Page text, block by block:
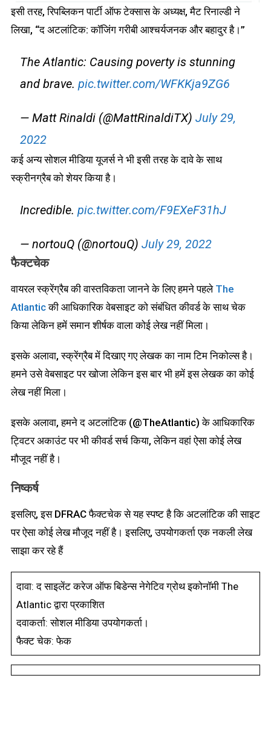
इसी तरह, रिपब्लिकन पार्टी ऑफ टेक्सास के अध्यक्ष, मैट रिनाल्डी ने
लिखा, “द अटलांटिक: कॉजिंग गरीबी आश्चर्यजनक और बहादुर है।”
The Atlantic: Causing poverty is stunning
and brave. pic.twitter.com/WFKKja9ZG6
— Matt Rinaldi (@MattRinaldiTX) July 29,
2022
कई अन्य सोशल मीडिया यूजर्स ने भी इसी तरह के दावे के साथ
स्क्रीनग्रैब को शेयर किया है।
Incredible. pic.twitter.com/F9EXeF31hJ
— nortouQ (@nortouQ) July 29, 2022
फैक्टचेक
वायरल स्क्रेंग्रैब की वास्तविकता जानने के लिए हमने पहले The
Atlanticकी आधिकारिक वेबसाइट को संबंधित कीवर्ड के साथ चेक
किया लेकिन हमें समान शीर्षक वाला कोई लेख नहीं मिला।
इसके अलावा, स्क्रेंग्रैब में दिखाए गए लेखक का नाम टिम निकोल्स है।
हमने उसे वेबसाइट पर खोजा लेकिन इस बार भी हमें इस लेखक का कोई
लेख नहीं मिला।
इसके अलावा, हमने द अटलांटिक (@TheAtlantic) के आधिकारिक
ट्विटर अकाउंट पर भी कीवर्ड सर्च किया, लेकिन वहां ऐसा कोई लेख
मौजूद नहीं है।
निष्कर्ष
इसलिए, इस DFRAC फैक्टचेक से यह स्पष्ट है कि अटलांटिक की साइट
पर ऐसा कोई लेख मौजूद नहीं है। इसलिए, उपयोगकर्ता एक नकली लेख
साझा कर रहे हैं
दावा: द साइलेंट करेज ऑफ बिडेन्स नेगेटिव ग्रोथ इकोनॉमी The
Atlantic द्वारा प्रकाशित
दवाकर्ता: सोशल मीडिया उपयोगकर्ता।
फैक्ट चेक: फेक